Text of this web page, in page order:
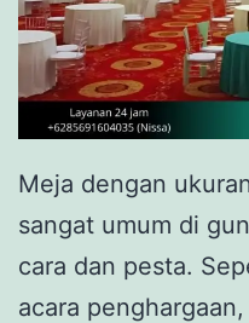
Meja dengan
sangat umum di
cara dan pesta.
acara